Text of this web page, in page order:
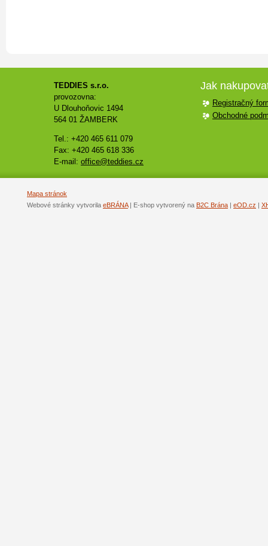
TEDDIES s.r.o.
provozovna:
U Dlouhoňovic 1494
564 01 ŽAMBERK
Tel.: +420 465 611 079
Fax: +420 465 618 336
E-mail: office@teddies.cz
Jak
Registračný
Obchodné
Mapa stránok
Webové stránky vytvorila eBRÁNA| E-shop vytvorený na B2C Brána | eOD.cz |